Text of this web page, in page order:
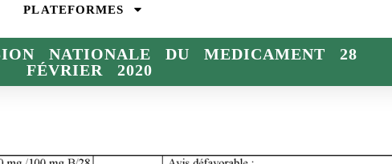
PLATEFORMES
NATIONALE DU MEDICAMENT 28
FÉVRIER 2020